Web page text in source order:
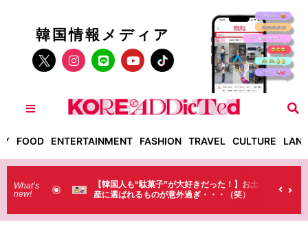
韓国情報メディア
FOOD ENTERTAINMENT FASHION TRAVEL CULTURE
What’s
new!
人も“駄菓子”が大好きだった！】お土
ばれるものが意外過ぎ・・・（笑）
【そんなものまで買っていくの
ラストで韓国人が買うものが